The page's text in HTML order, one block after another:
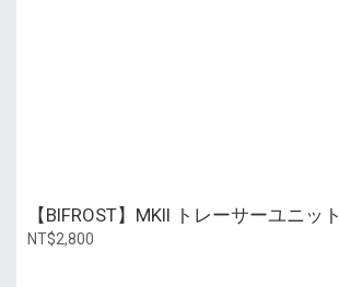
【BIFROST】MKII トレーサーユニット
NT$2,800